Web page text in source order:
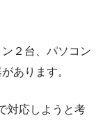
２台、パソコン
あります。
対応しようと考